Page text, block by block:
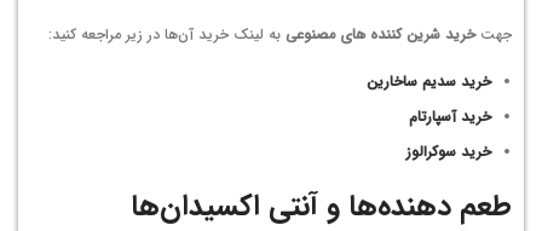
جهتخرید شرین کننده های مصنوعی به لینک خرید آن‌ها در زیر مراجعه کنید:
خرید سدیم ساخارین
خرید آسپارتام
خرید سوکرالوز
طعم دهنده‌ها و آنتی اکسیدان‌ها